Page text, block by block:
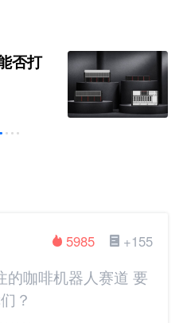
否打
+155
5985
的咖啡机器人赛道 要
？